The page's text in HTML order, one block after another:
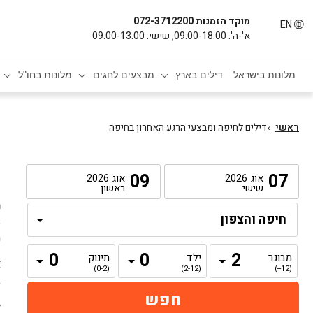
EN
מוקד הזמנות 072-3712200
א'-ה': 09:00-18:00, שישי: 09:00-13:00
מלונות בישראל דילים בארץ מבצעים לחגים מלונות בחו"ל
ראשי ›דילים לחיפה ומבצעי הרגע האחרון בחיפה
07 אוג 2026
שישי 09 אוג 2026
ראשון
מבוגר
(12+)
ילד
(2-12)
תינוק
(0-2)